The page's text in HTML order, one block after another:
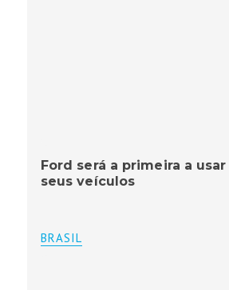
Ford será a primeira a
seus veículos
BRASIL